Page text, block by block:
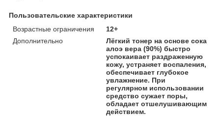
Пользовательские характеристики
Возрастные ограничения
12+
Дополнительно
Лёгкий тонер на основе сока
алоэ вера (90%) быстро
успокаивает раздраженную
кожу, устраняет воспаления,
обеспечивает глубокое
увлажнение. При
регулярном использовании
средство сужает поры,
обладает отшелушивающим
действием.